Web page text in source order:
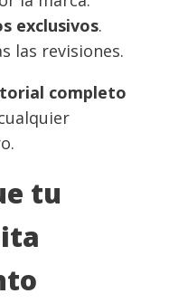
exclusivos.
las revisiones.
completo
tu